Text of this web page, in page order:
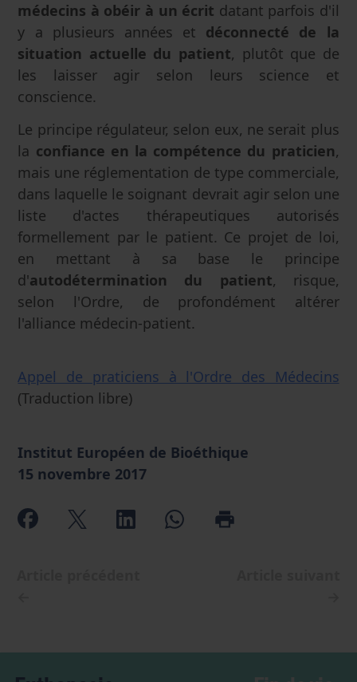
médecins à obéir à un écrit datant parfois d'il
y a plusieurs années et déconnecté de la
situation actuelle du patient, plutôt que de
les laisser agir selon leurs science et
conscience.
Le principe régulateur, selon eux, ne serait plus
la confiance en la compétence du praticien,
mais une réglementation de type commerciale,
dans laquelle le soignant devrait agir selon une
liste d'actes thérapeutiques autorisés
formellement par le patient. Ce projet de loi,
en mettant à sa base le principe
d'autodétermination du patient, risque,
selon l'Ordre, de profondément altérer
l'alliance médecin-patient.
Appel de praticiens à l'Ordre des Médecins
(Traduction libre)
Institut Européen de Bioéthique
15 novembre 2017